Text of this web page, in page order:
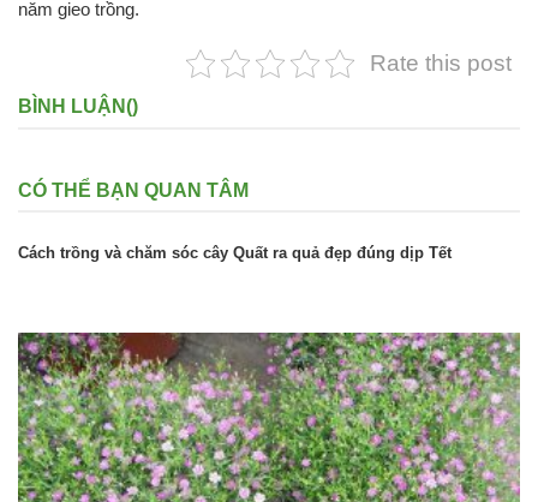
năm gieo trồng.
Rate this post
BÌNH LUẬN()
CÓ THỂ BẠN QUAN TÂM
Cách trồng và chăm sóc cây Quất ra quả đẹp đúng dịp Tết